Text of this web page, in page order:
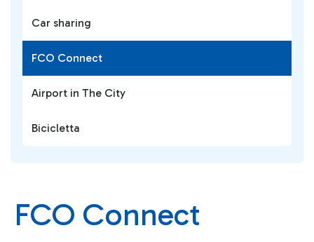
FCO Connect
Car sharing
FCO Connect
Airport in The City
Bicicletta